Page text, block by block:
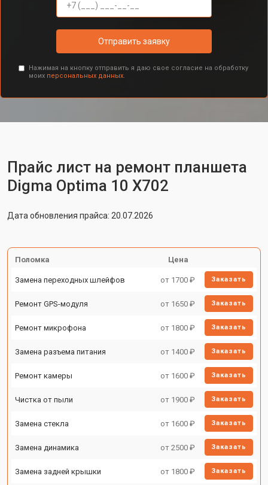
Отправить заявку
Нажимая на кнопку отправить я даю свое согласие на обработку
моих персональных данных.
Прайс лист на ремонт планшета
Digma Optima 10 X702
Дата обновления прайса: 20.07.2026
Поломка Цена
Замена переходных шлейфов от 1700 ₽ Заказать
Ремонт GPS-модуля от 1650 ₽ Заказать
Ремонт микрофона от 1800 ₽ Заказать
Замена разъема питания от 1400 ₽ Заказать
Ремонт камеры от 1600 ₽ Заказать
Чистка от пыли от 1900 ₽ Заказать
Замена стекла от 1600 ₽ Заказать
Замена динамика от 2500 ₽ Заказать
Замена задней крышки от 1800 ₽ Заказать